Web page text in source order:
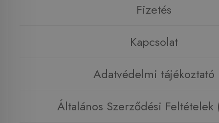
Fizetés
Kapcsolat
Adatvédelmi tájékoztató
Általános Szerződési Feltételek